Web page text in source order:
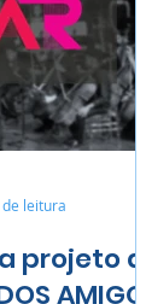
projeto da
AMIGOS
leitura